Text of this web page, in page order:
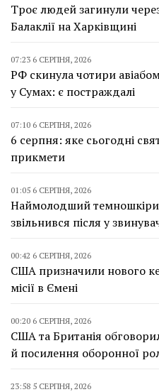
Троє людей загинули
Балаклії на Харківщині
07:23 6 СЕРПНЯ, 2026
РФ скинула чотири
у Сумах: є постраждалі
07:10 6 СЕРПНЯ, 2026
6 серпня: яке сьогодні
прикмети
01:05 6 СЕРПНЯ, 2026
Наймолодший
звільнився після у
00:42 6 СЕРПНЯ, 2026
США призначили нового
місії в Ємені
00:20 6 СЕРПНЯ, 2026
США та Британія
й посилення оборонної
23:58 5 СЕРПНЯ, 2026